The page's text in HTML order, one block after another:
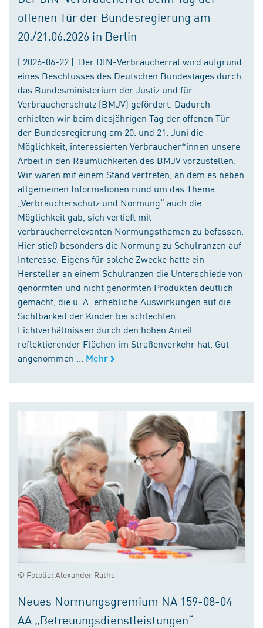
offenen Tür der Bundesregierung am
20./21.06.2026 in Berlin
( 2026-06-22 ) Der DIN-Verbraucherrat wird aufgrund
eines Beschlusses des Deutschen Bundestages durch
das Bundesministerium der Justiz und für
Verbraucherschutz (BMJV) gefördert. Dadurch
erhielten wir beim diesjährigen Tag der offenen Tür
der Bundesregierung am 20. und 21. Juni die
Möglichkeit, interessierten Verbraucher*innen unsere
Arbeit in den Räumlichkeiten des BMJV vorzustellen.
Wir waren mit einem Stand vertreten, an dem es neben
allgemeinen Informationen rund um das Thema
„Verbraucherschutz und Normung“ auch die
Möglichkeit gab, sich vertieft mit
verbraucherrelevanten Normungsthemen zu befassen.
Hier stieß besonders die Normung zu Schulranzen auf
Interesse. Eigens für solche Zwecke hatte ein
Hersteller an einem Schulranzen die Unterschiede von
genormten und nicht genormten Produkten deutlich
gemacht, die u. A: erhebliche Auswirkungen auf die
Sichtbarkeit der Kinder bei schlechten
Lichtverhältnissen durch den hohen Anteil
reflektierender Flächen im Straßenverkehr hat. Gut
angenommen ...
Mehr
© Fotolia: Alexander Raths
Neues Normungsgremium NA 159-08-04
AA „Betreuungsdienstleistungen“